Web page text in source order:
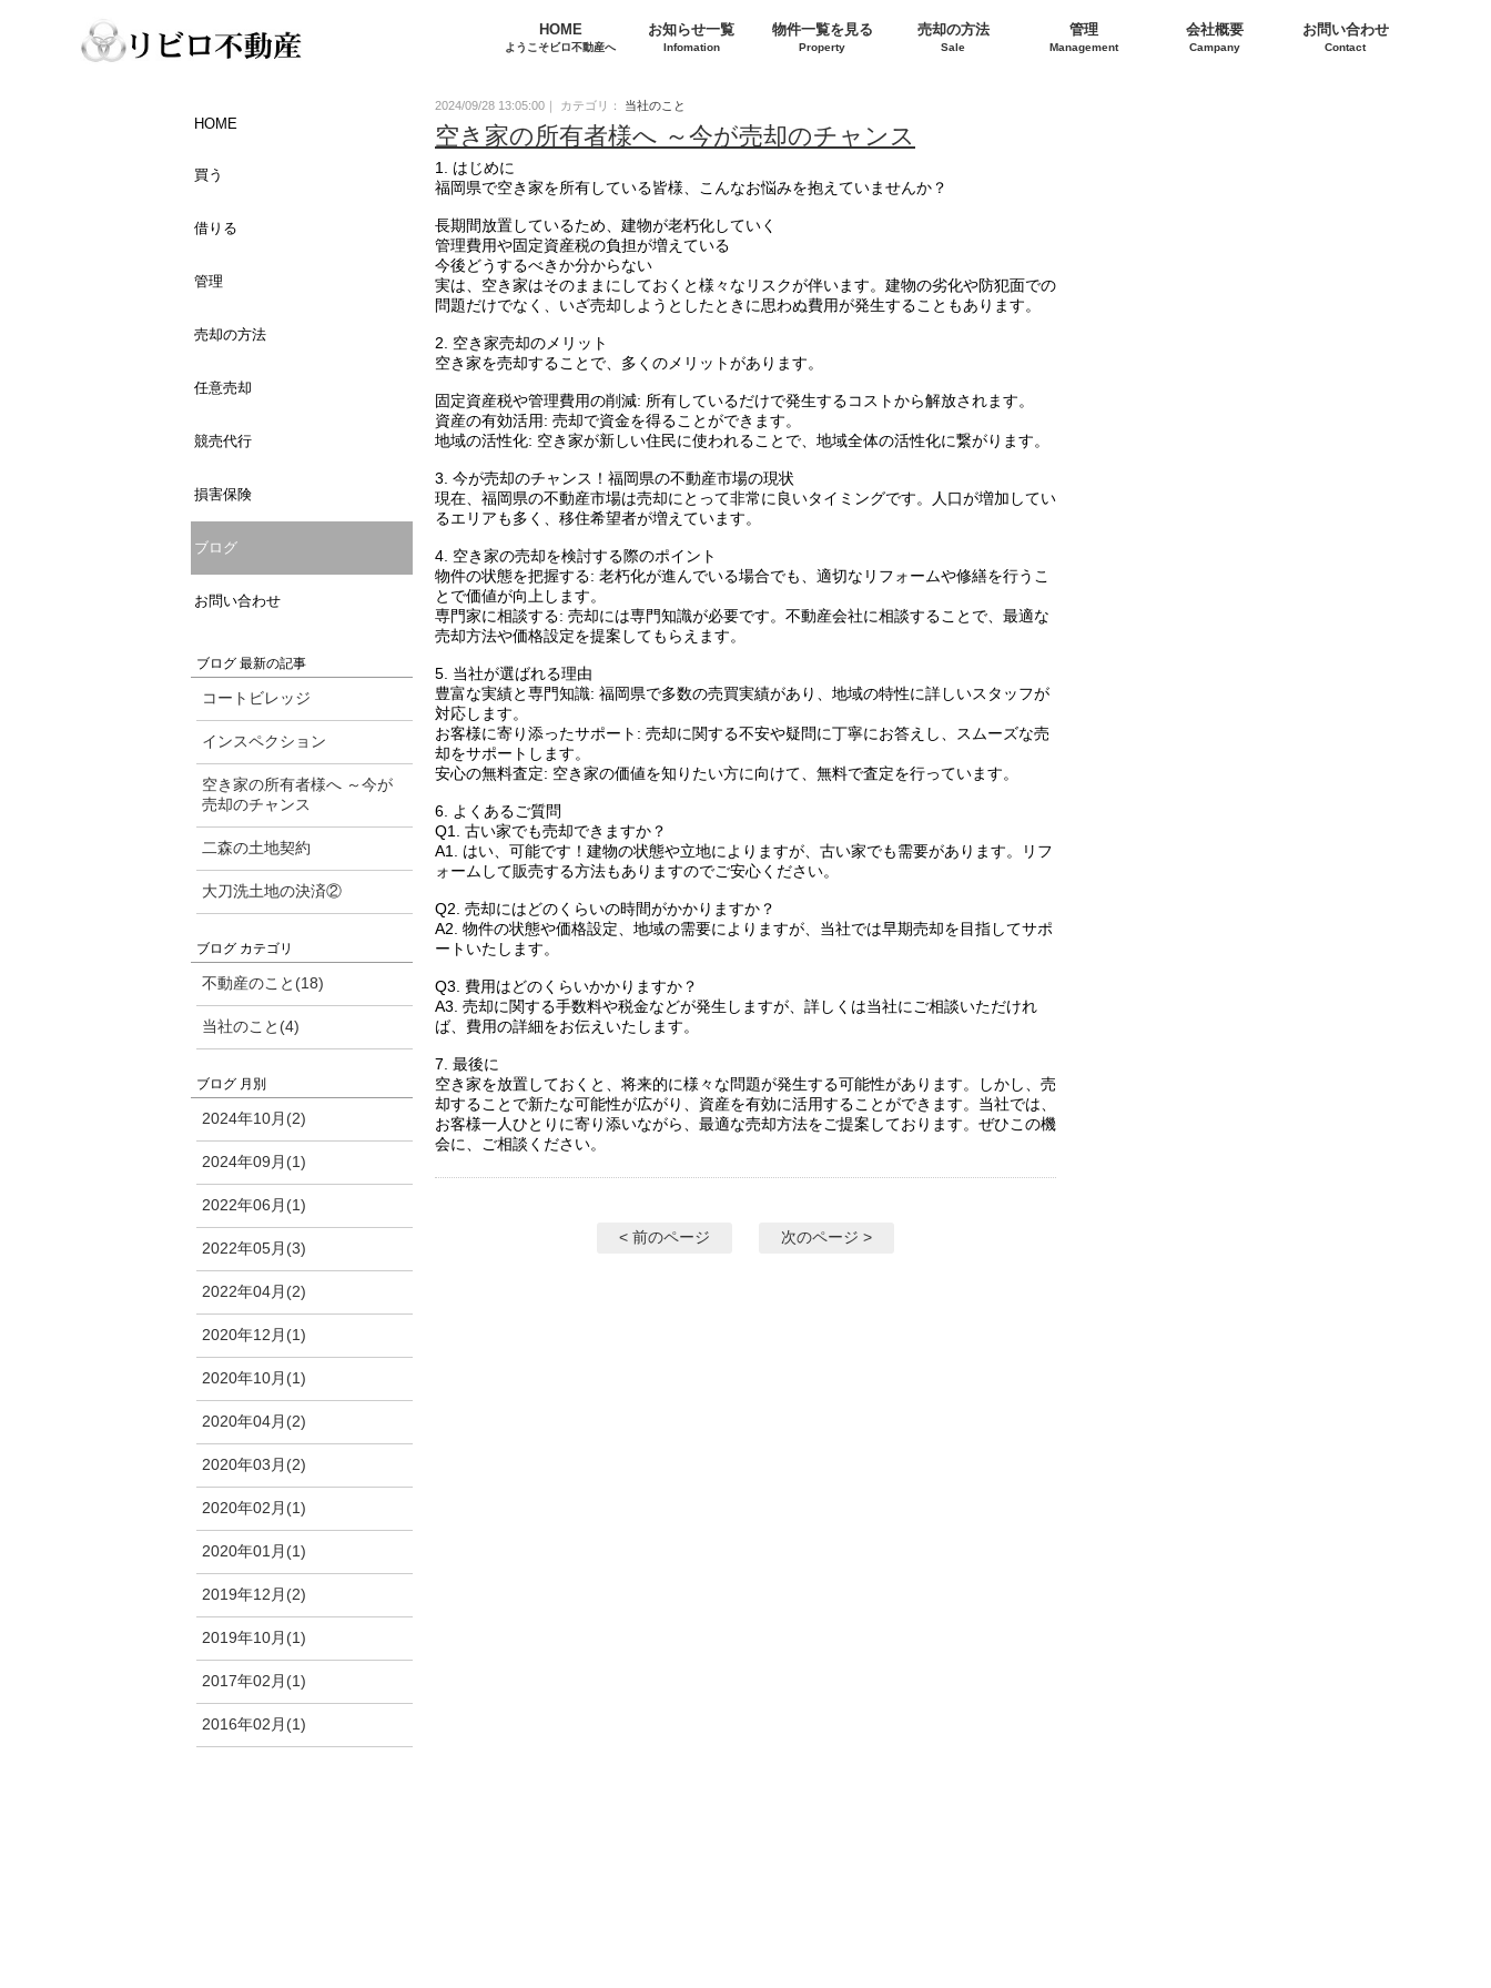
HOME
ようこそビロ不動産へ
お知らせ一覧
Infomation
物件一覧を見る
Property
売却の方法
Sale
管理
Management
会社概要
Campany
お問い合わせ
Contact
2024/09/28 13:05:00｜ カテゴリ： 当社のこと
空き家の所有者様へ ～今が売却のチャンス
1. はじめに
福岡県で空き家を所有している皆様、こんなお悩みを抱えていませんか？
長期間放置しているため、建物が老朽化していく
管理費用や固定資産税の負担が増えている
今後どうするべきか分からない
実は、空き家はそのままにしておくと様々なリスクが伴います。建物の劣化や防犯面での
問題だけでなく、いざ売却しようとしたときに思わぬ費用が発生することもあります。
2. 空き家売却のメリット
空き家を売却することで、多くのメリットがあります。
固定資産税や管理費用の削減: 所有しているだけで発生するコストから解放されます。
資産の有効活用: 売却で資金を得ることができます。
地域の活性化: 空き家が新しい住民に使われることで、地域全体の活性化に繋がります。
3. 今が売却のチャンス！福岡県の不動産市場の現状
現在、福岡県の不動産市場は売却にとって非常に良いタイミングです。人口が増加してい
るエリアも多く、移住希望者が増えています。
4. 空き家の売却を検討する際のポイント
物件の状態を把握する: 老朽化が進んでいる場合でも、適切なリフォームや修繕を行うこ
とで価値が向上します。
専門家に相談する: 売却には専門知識が必要です。不動産会社に相談することで、最適な
売却方法や価格設定を提案してもらえます。
5. 当社が選ばれる理由
豊富な実績と専門知識: 福岡県で多数の売買実績があり、地域の特性に詳しいスタッフが
対応します。
お客様に寄り添ったサポート: 売却に関する不安や疑問に丁寧にお答えし、スムーズな売
却をサポートします。
安心の無料査定: 空き家の価値を知りたい方に向けて、無料で査定を行っています。
6. よくあるご質問
Q1. 古い家でも売却できますか？
A1. はい、可能です！建物の状態や立地によりますが、古い家でも需要があります。リフ
ォームして販売する方法もありますのでご安心ください。
Q2. 売却にはどのくらいの時間がかかりますか？
A2. 物件の状態や価格設定、地域の需要によりますが、当社では早期売却を目指してサポ
ートいたします。
Q3. 費用はどのくらいかかりますか？
A3. 売却に関する手数料や税金などが発生しますが、詳しくは当社にご相談いただけれ
ば、費用の詳細をお伝えいたします。
7. 最後に
空き家を放置しておくと、将来的に様々な問題が発生する可能性があります。しかし、売
却することで新たな可能性が広がり、資産を有効に活用することができます。当社では、
お客様一人ひとりに寄り添いながら、最適な売却方法をご提案しております。ぜひこの機
会に、ご相談ください。
< 前のページ 次のページ >
HOME
買う
借りる
管理
売却の方法
任意売却
競売代行
損害保険
ブログ
お問い合わせ
ブログ 最新の記事
コートビレッジ
インスペクション
空き家の所有者様へ ～今が
売却のチャンス
二森の土地契約
大刀洗土地の決済②
ブログ カテゴリ
不動産のこと(18)
当社のこと(4)
ブログ 月別
2024年10月(2)
2024年09月(1)
2022年06月(1)
2022年05月(3)
2022年04月(2)
2020年12月(1)
2020年10月(1)
2020年04月(2)
2020年03月(2)
2020年02月(1)
2020年01月(1)
2019年12月(2)
2019年10月(1)
2017年02月(1)
2016年02月(1)